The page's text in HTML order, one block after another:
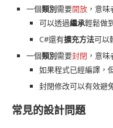
一個類別需要開放 ，意
可以透過繼承輕鬆做
C#還有擴充方法可以
一個類別需要封閉 ，意
如果程式已經編譯，
封閉修改可以有效避
常見的設計問題